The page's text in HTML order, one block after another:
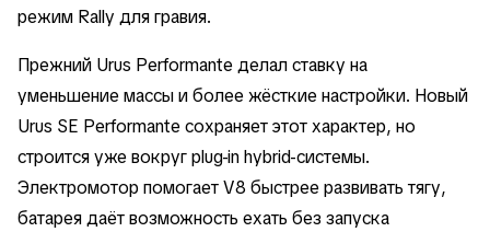
режим Rally для гравия.
Прежний Urus Performante делал ставку на
уменьшение массы и более жёсткие настройки. Новый
Urus SE Performante сохраняет этот характер, но
строится уже вокруг plug-in hybrid-системы.
Электромотор помогает V8 быстрее развивать тягу,
батарея даёт возможность ехать без запуска